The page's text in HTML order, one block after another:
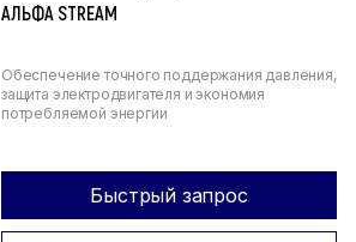
АЛЬФА STREAM
Обеспечение точного поддержания давления,
защита электродвигателя и экономия
потребляемой энергии
Быстрый запрос